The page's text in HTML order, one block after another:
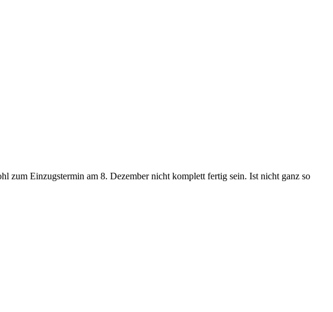
zum Einzugstermin am 8. Dezember nicht komplett fertig sein. Ist nicht ganz so